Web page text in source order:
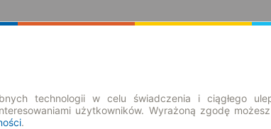
technologii w celu świadczenia i ciągłego
użytkowników. Wyrażoną zgodę
.